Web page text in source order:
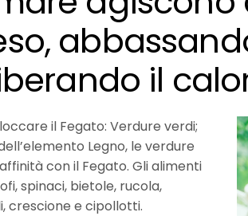
il
il Fegato: Verdure verdi;
Legno, le verdure
con il Fegato. Gli alimenti
spinaci, bietole, rucola,
crescione e cipollotti.